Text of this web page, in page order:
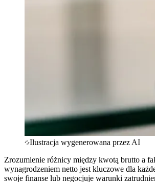
Ilustracja wygenerowana przez AI
Zrozumienie różnicy między kwotą brutto a
wynagrodzeniem netto jest kluczowe dla
swoje finanse lub negocjuje warunki